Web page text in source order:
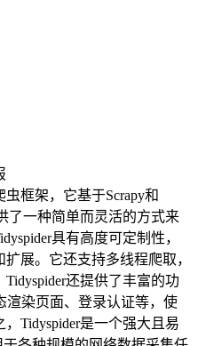
虫框架，它基于Scrapy和
了一种简单而灵活的方式来
具有高度可定制性，
展。它还支持多线程爬取，
还提供了丰富的功
渲染页面、登录认证等，使
Tidyspider是一个强大且易